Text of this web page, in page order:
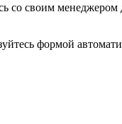
своим менеджером
формой